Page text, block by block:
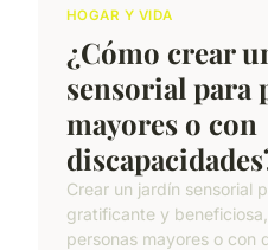
HOGAR Y VIDA
¿Cómo crear
sensorial para
mayores o con
Crear un jardín sensorial
gratificante y
personas mayores o con